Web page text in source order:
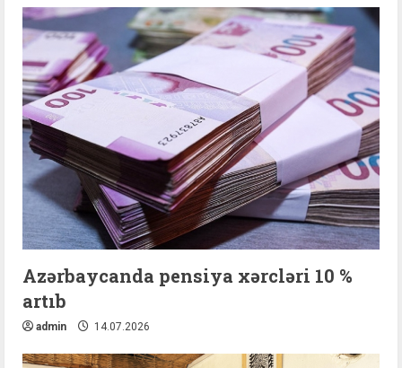
Azərbaycanda pensiya xərcləri 10 %
artıb
admin 14.07.2026